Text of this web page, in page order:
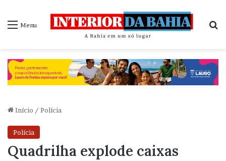
Menu
Início / Polícia
Polícia
Quadrilha explode caixas